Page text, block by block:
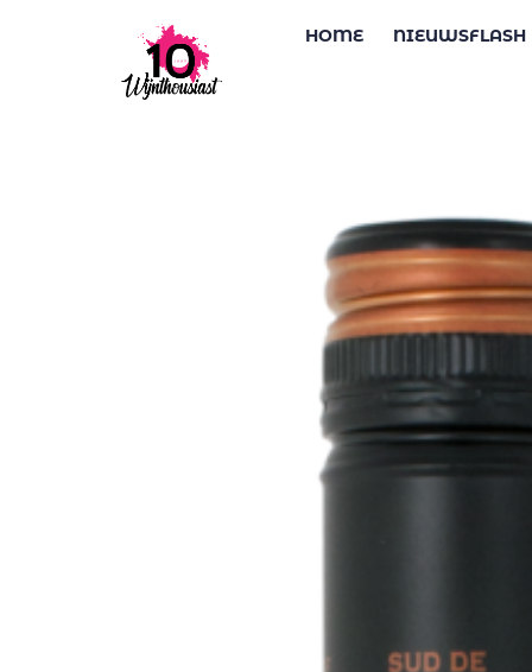
HOME NIEUWSFLASH